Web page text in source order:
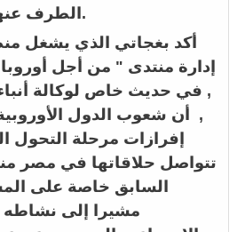
الطرف عنها لفترات طويلة.
أكد بغجاتي الذي
إدارة منتدى " من أجل
, في حديث خاص لوكالة
, أن شعوب الدول
إفرازات مرحلة التحول
تتواصل حلاقاتها في مصر
السابق خاصة على
مشيرا إلى